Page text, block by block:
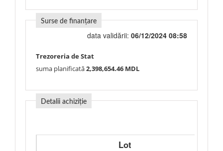
Surse de finanțare
data validării: 06/12/2024 08:58
Trezoreria de Stat
suma planificată2,398,654.46 MDL
Detalii achiziție
Lot